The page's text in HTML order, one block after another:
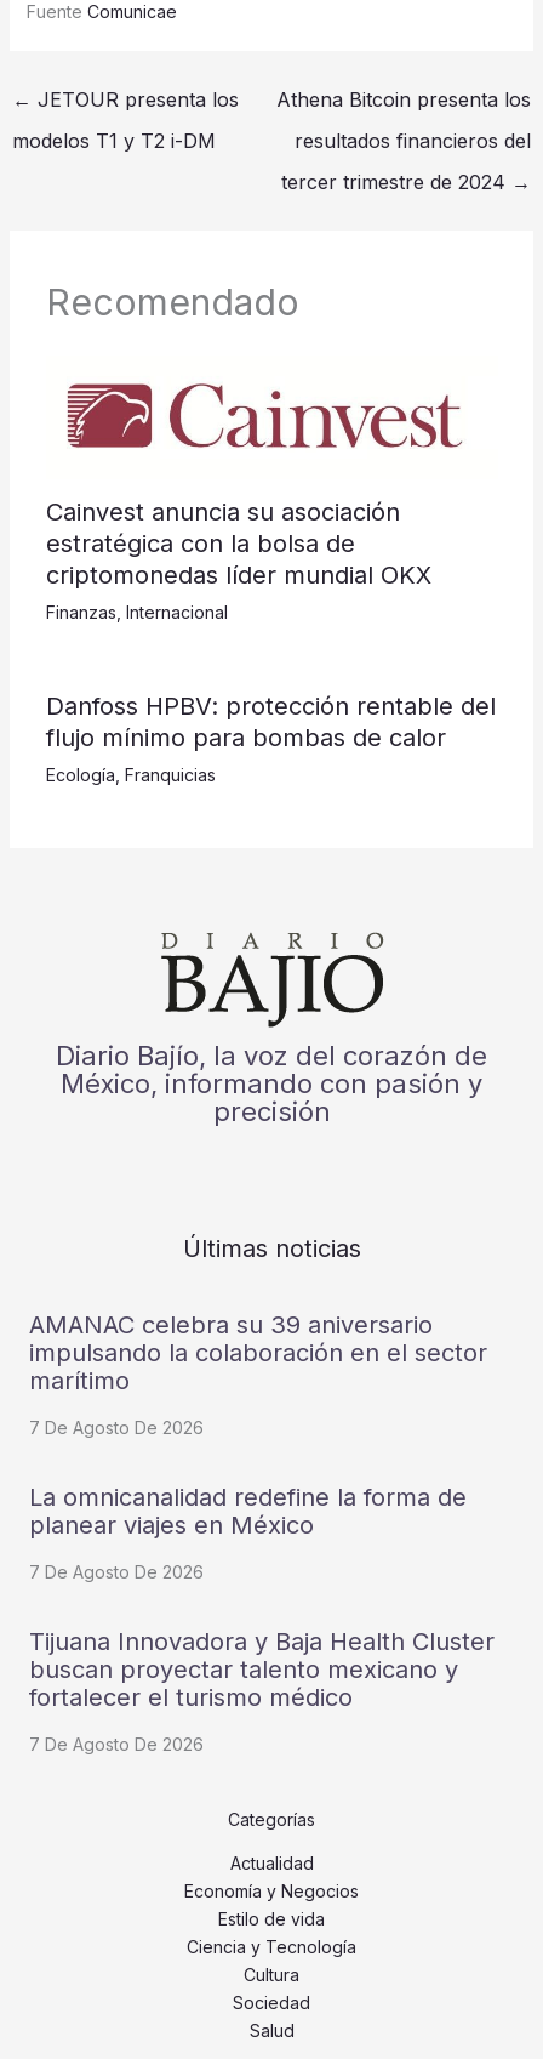
Fuente Comunicae
← JETOUR presenta los
modelos T1 y T2 i-DM
Athena Bitcoin presenta los
resultados financieros del
tercer trimestre de 2024 →
Recomendado
Cainvest anuncia su asociación
estratégica con la bolsa de
criptomonedas líder mundial OKX
Finanzas, Internacional
Danfoss HPBV: protección rentable del
flujo mínimo para bombas de calor
Ecología, Franquicias
Diario Bajío, la voz del corazón de
México, informando con pasión y
precisión
Últimas noticias
AMANAC celebra su 39 aniversario
impulsando la colaboración en el sector
marítimo
7 De Agosto De 2026
La omnicanalidad redefine la forma de
planear viajes en México
7 De Agosto De 2026
Tijuana Innovadora y Baja Health Cluster
buscan proyectar talento mexicano y
fortalecer el turismo médico
7 De Agosto De 2026
Categorías
Actualidad
Economía y Negocios
Estilo de vida
Ciencia y Tecnología
Cultura
Sociedad
Salud